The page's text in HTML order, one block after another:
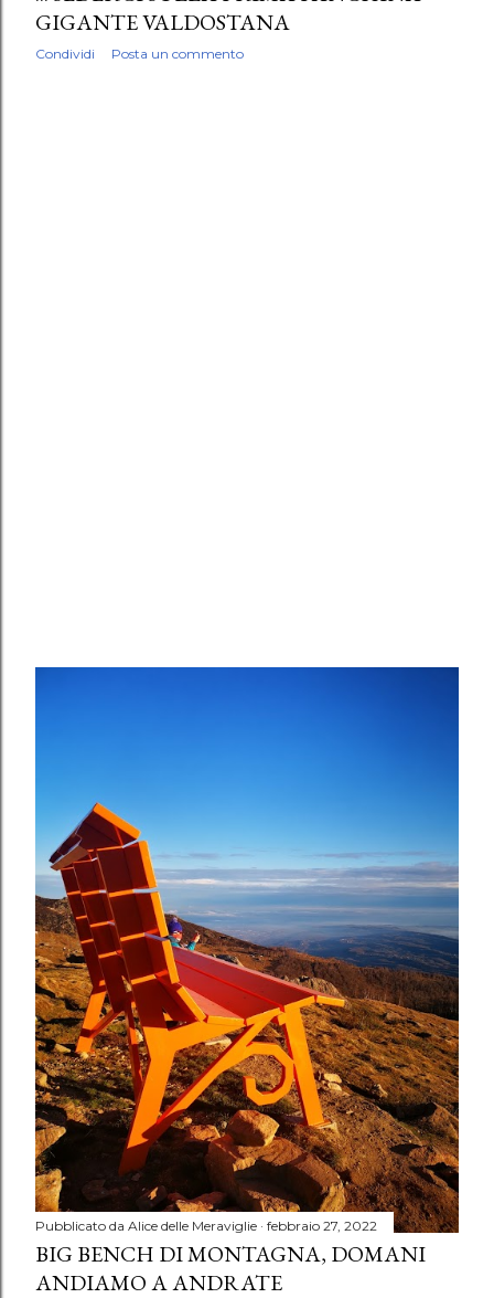
GIGANTE VALDOSTANA
Condividi Posta un commento
Pubblicato da Alice delle Meraviglie febbraio 27, 2022
BIG BENCH DI MONTAGNA, DOMANI
ANDIAMO A ANDRATE